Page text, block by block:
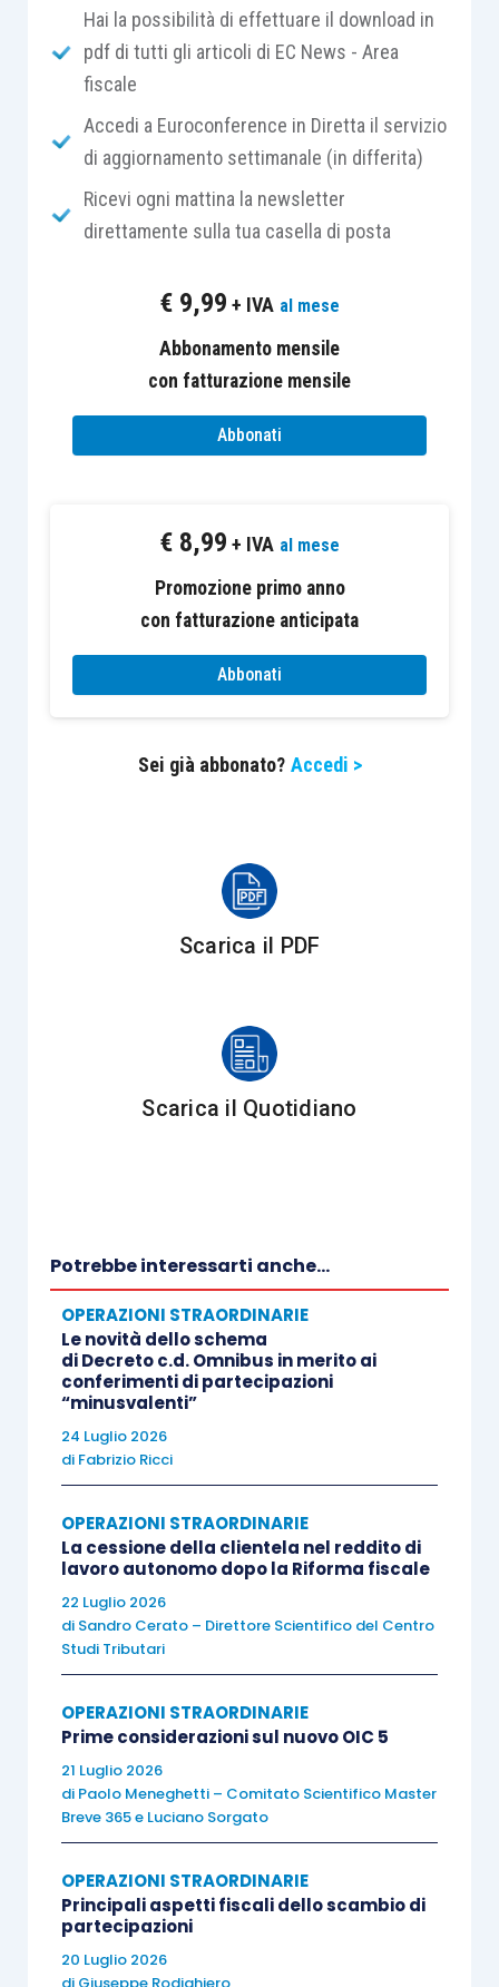
soffermano sulle operazioni ditrasformazione
fusione , scissione,cessione econferimento
d’azienda, prevedendo:
nel caso ditrasformazione dell’ente
responsabilità per i reati commessi
anteriormente alla data in cui la
trasformazione ha avuto effetto,
incorporazione, la responsabilità dell’ente
che risulta dalla fusione per i reati dei
quali sono stati responsabili gli
partecipanti alla fusione,
nel caso discissione parziale
scissione ha avuto effetto, precisando,
totale
solidalmente obbligati al
pagamento delle sanzioni pecuniarie
dovute dall’ente scisso per i reati
quale la scissione ha avuto effetto
ente, salvo che si tratti dell’ente al quale è
stato trasferito, anche in parte, il ramo di
commesso il reato). Le
cui è rimasto o è stato trasferito, anche in
ramo di attività
il reato è stato commesso
nel caso dicessioneoconferimento
nei limiti delvalore dell’azienda, salvo il
beneficio dellapreventiva escussione
dell’ente cedente/conferente.
L’obbligazione del
cessionario/conferitario è però limitata
allesanzioni pecuniarie
era comunque a conoscenza.
D’altra parte, se il legislatore non avesse
apprestato questo sistema normativo le
disposizioni in materia di reati 231 sarebbero
state facilmenteaggiratemediante il
compimento di specificheoperazioni
straordinarie.
Prima del compimento di un’
soprattutto per il soggetto risultante dalla
fusione e per il beneficiario della scissione, di
un’attività di
Hai la possibilità di effettuare il download in
pdf di tutti gli articoli di EC News - Area
fiscale
Accedi a Euroconference in Diretta il servizio
di aggiornamento settimanale (in differita)
Ricevi ogni mattina la newsletter
direttamente sulla tua casella di posta
€ 9,99 + IVA al mese
Abbonamento mensile
con fatturazione mensile
Abbonati
€ 8,99 + IVA al mese
Promozione primo anno
con fatturazione anticipata
Abbonati
Sei già abbonato? Accedi >
Scarica il PDF
Scarica il Quotidiano
Potrebbe interessarti anche...
OPERAZIONI STRAORDINARIE
Le novità dello schema
di Decreto c.d. Omnibus in merito ai
conferimenti di partecipazioni
“minusvalenti”
24 Luglio 2026
di Fabrizio Ricci
OPERAZIONI STRAORDINARIE
La cessione della clientela nel reddito di
lavoro autonomo dopo la Riforma fiscale
22 Luglio 2026
di Sandro Cerato – Direttore Scientifico del Centro
Studi Tributari
OPERAZIONI STRAORDINARIE
Prime considerazioni sul nuovo OIC 5
21 Luglio 2026
di Paolo Meneghetti – Comitato Scientifico Master
Breve 365e Luciano Sorgato
OPERAZIONI STRAORDINARIE
Principali aspetti fiscali dello scambio di
partecipazioni
20 Luglio 2026